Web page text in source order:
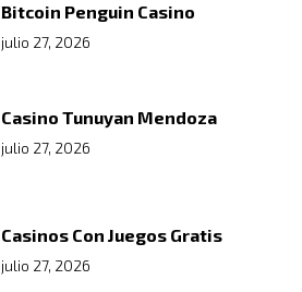
Bitcoin Penguin Casino
julio 27, 2026
Casino Tunuyan Mendoza
julio 27, 2026
Casinos Con Juegos Gratis
julio 27, 2026